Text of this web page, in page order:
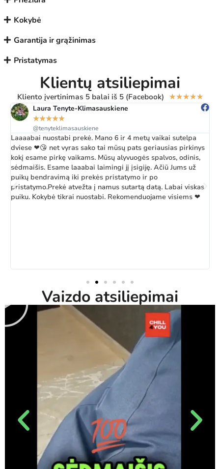
Kokybė
Garantija ir grąžinimas
Pristatymas
Klientų atsiliepimai
Kliento įvertinimas 5 balai iš 5 (Facebook) ★★★★★
Laura Tenyte-Klimasauskiene
★★★★★
@tenyteklimasauskiene
Laaaabai nuostabi prekė. Mano 6 ir 4 metų vaikai sutelpa
dviese ❤😘 net vyras sako tai mūsų pats geriausias pirkinys
kokį esame pirkę vaikams. Mūsų alyvuogės spalvos, odinis,
sėdmaišis. Esame laaabai laimingi jį įsigiję. Ačiū Jums už
puikų bendravimą iki prekės pristatymo ir po
pristatymo.Prekė atvežta į namus sutartą datą. Labai viskas
puiku. Kokybė tikrai nuostabi. Rekomenduojame visiems ❤
Vaizdo atsiliepimai